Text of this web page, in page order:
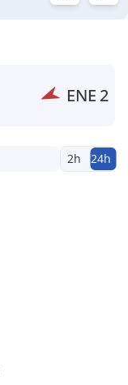
ENE 2
2h 24h